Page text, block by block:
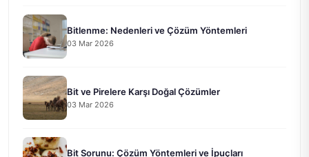
Bitlenme: Nedenleri ve Çözüm Yöntemleri
03 Mar 2026
Bit ve Pirelere Karşı Doğal Çözümler
03 Mar 2026
Bit Sorunu: Çözüm Yöntemleri ve İpuçları